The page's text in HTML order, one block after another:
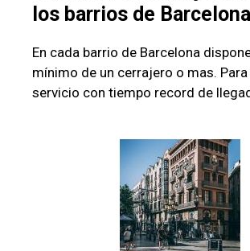
los barrios de Barcelona
En cada barrio de Barcelona
mínimo de un cerrajero o mas.
servicio con tiempo record de